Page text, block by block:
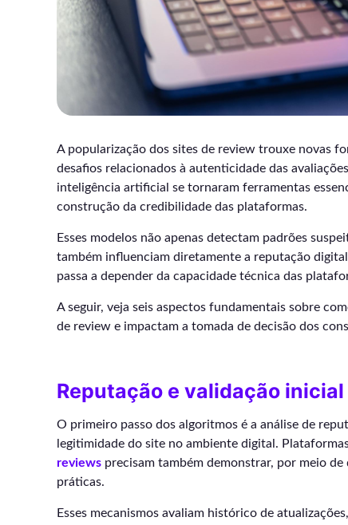
A popularização dos sites de review trouxe novas
desafios relacionados à autenticidade das
inteligência artificial se tornaram ferramentas
construção da credibilidade das plataformas.
Esses modelos não apenas detectam padrões
também influenciam diretamente a reputação
passa a depender da capacidade técnica das
A seguir, veja seis aspectos fundamentais sobre
de review e impactam a tomada de decisão dos
Reputação e validação inicial
O primeiro passo dos algoritmos é a análise de
legitimidade do site no ambiente digital.
reviews precisam também demonstrar, por meio
práticas.
Esses mecanismos avaliam histórico de